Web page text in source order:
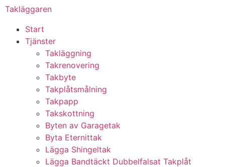
Takläggaren
Start
Tjänster
Takläggning
Takrenovering
Takbyte
Takplåtsmålning
Takpapp
Takskottning
Byten av Garagetak
Byta Eternittak
Lägga Shingeltak
Lägga Bandtäckt Dubbelfalsat Takplåt